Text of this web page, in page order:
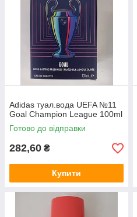
Adidas туал.вода UEFA №11
Goal Champion League 100ml
Готово до відправки
282,60 ₴
Купити